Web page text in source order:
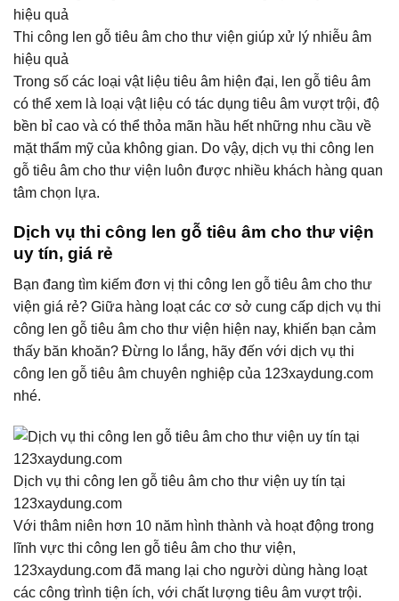
Thi công len gỗ tiêu âm cho thư viện giúp xử lý nhiễu âm
hiệu quả
Trong số các loại vật liệu tiêu âm hiện đại, len gỗ tiêu âm
có thể xem là loại vật liệu có tác dụng tiêu âm vượt trội, độ
bền bỉ cao và có thể thỏa mãn hầu hết những nhu cầu về
mặt thẩm mỹ của không gian. Do vậy, dịch vụ thi công len
gỗ tiêu âm cho thư viện luôn được nhiều khách hàng quan
tâm chọn lựa.
Dịch vụ thi công len gỗ tiêu âm cho thư viện
uy tín, giá rẻ
Bạn đang tìm kiếm đơn vị thi công len gỗ tiêu âm cho thư
viện giá rẻ? Giữa hàng loạt các cơ sở cung cấp dịch vụ thi
công len gỗ tiêu âm cho thư viện hiện nay, khiến bạn cảm
thấy băn khoăn? Đừng lo lắng, hãy đến với dịch vụ thi
công len gỗ tiêu âm chuyên nghiệp của 123xaydung.com
nhé.
Dịch vụ thi công len gỗ tiêu âm cho thư viện uy tín tại
123xaydung.com
Với thâm niên hơn 10 năm hình thành và hoạt động trong
lĩnh vực thi công len gỗ tiêu âm cho thư viện,
123xaydung.com đã mang lại cho người dùng hàng loạt
các công trình tiện ích, với chất lượng tiêu âm vượt trội.